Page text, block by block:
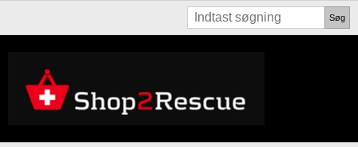
Søg